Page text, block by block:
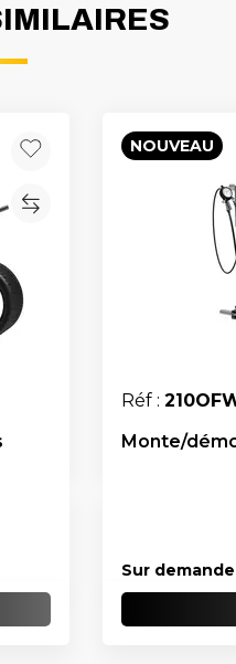
NOUVEAU
Réf :
Monte/
Sur demande